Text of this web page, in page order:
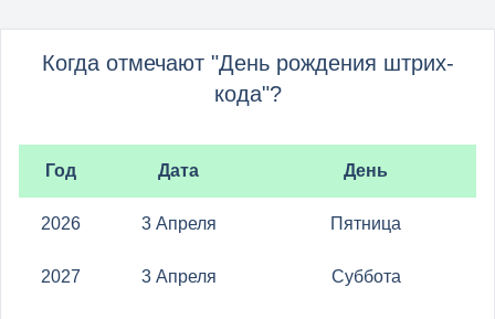
Когда отмечают "День рождения штрих-
кода"?
Год Дата День
2026 3 Апреля Пятница
2027 3 Апреля Суббота